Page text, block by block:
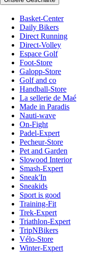
Basket-Center
Daily Bikers
Direct Running
Direct-Volley
Espace Golf
Foot-Store
Galopp-Store
Golf and co
Handball-Store
La sellerie de Maé
Made in Paradis
Nauti-wave
On-Fight
Padel-Expert
Pecheur-Store
Pet and Garden
Slowood Interior
Smash-Expert
Sneak'In
Sneakids
Sport is good
Training-Fit
Trek-Expert
Triathlon-Expert
TripNBikers
Vélo-Store
Winter-Expert